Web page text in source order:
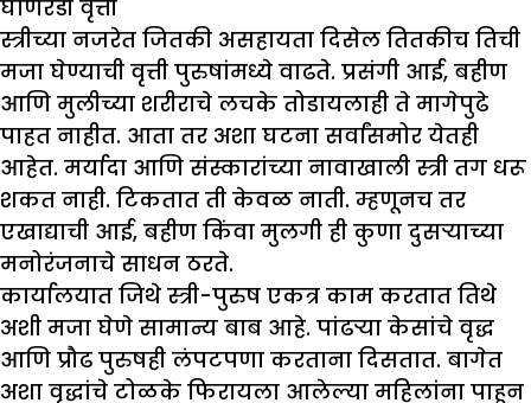
घाणेरडी वृत्ती
स्त्रीच्या नजरेत जितकी असहायता दिसेल तितकीच तिची
मजा घेण्याची वृत्ती पुरुषांमध्ये वाढते. प्रसंगी आई, बहीण
आणि मुलीच्या शरीराचे लचके तोडायलाही ते मागेपुढे
पाहत नाहीत. आता तर अशा घटना सर्वांसमोर येतही
आहेत. मर्यादा आणि संस्कारांच्या नावाखाली स्त्री तग धरू
शकत नाही. टिकतात ती केवळ नाती. म्हणूनच तर
एखाद्याची आई, बहीण किंवा मुलगी ही कुणा दुसऱ्याच्या
मनोरंजनाचे साधन ठरते.
कार्यालयात जिथे स्त्री-पुरुष एकत्र काम करतात तिथे
अशी मजा घेणे सामान्य बाब आहे. पांढऱ्या केसांचे वृद्ध
आणि प्रौढ पुरुषही लंपटपणा करताना दिसतात. बागेत
अशा वृद्धांचे टोळके फिरायला आलेल्या महिलांना पाहून